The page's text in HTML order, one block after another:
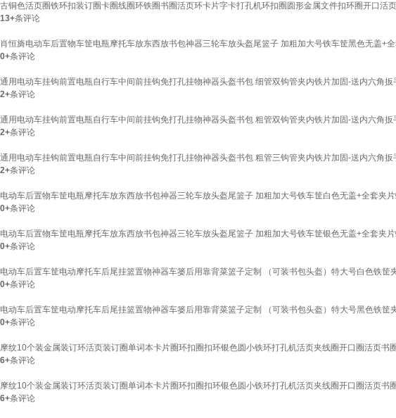
古铜色活页圈铁环扣装订圈卡圈线圈环铁圈书圈活页环卡片字卡打孔机环扣圈圆形金属文件扣环圈开口活
13+条评论
肖恒旖电动车后置物车筐电瓶摩托车放东西放书包神器三轮车放头盔尾篮子 加粗加大号铁车筐黑色无盖+
0+条评论
通用电动车挂钩前置电瓶自行车中间前挂钩免打孔挂物神器头盔书包 细管双钩管夹内铁片加固-送内六角扳
2+条评论
通用电动车挂钩前置电瓶自行车中间前挂钩免打孔挂物神器头盔书包 粗管双钩管夹内铁片加固-送内六角扳
2+条评论
通用电动车挂钩前置电瓶自行车中间前挂钩免打孔挂物神器头盔书包 粗管三钩管夹内铁片加固-送内六角扳
2+条评论
电动车后置物车筐电瓶摩托车放东西放书包神器三轮车放头盔尾篮子 加粗加大号铁车筐白色无盖+全套夹
0+条评论
电动车后置物车筐电瓶摩托车放东西放书包神器三轮车放头盔尾篮子 加粗加大号铁车筐银色无盖+全套夹
0+条评论
电动车后置车筐电动摩托车后尾挂篮置物神器车篓后用靠背菜篮子定制 （可装书包头盔）特大号白色铁筐
0+条评论
电动车后置车筐电动摩托车后尾挂篮置物神器车篓后用靠背菜篮子定制 （可装书包头盔）特大号黑色铁筐
0+条评论
摩纹10个装金属装订环活页装订圈单词本卡片圈环扣圈扣环银色圆小铁环打孔机活页夹线圈开口圈活页书
6+条评论
摩纹10个装金属装订环活页装订圈单词本卡片圈环扣圈扣环银色圆小铁环打孔机活页夹线圈开口圈活页书
6+条评论